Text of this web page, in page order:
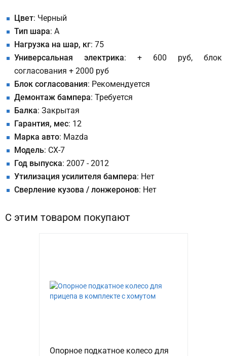
Цвет: Черный
Тип шара: A
Нагрузка на шар, кг: 75
Универсальная электрика: + 600 руб, блок
согласования + 2000 руб
Блок согласования: Рекомендуется
Демонтаж бампера: Требуется
Балка: Закрытая
Гарантия, мес: 12
Марка авто: Mazda
Модель: CX-7
Год выпуска: 2007 - 2012
Утилизация усилителя бампера: Нет
Сверление кузова / лонжеронов: Нет
С этим товаром покупают
Опорное подкатное колесо для